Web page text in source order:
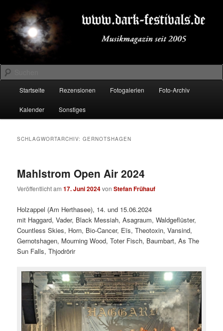
primären
Inhalt
springen
sekundären
Inhalt
springenDARK-FESTIVALS.DE
Suchen
Startseite Rezensionen Fotogalerien Foto-Archiv
Kalender Sonstiges
SCHLAGWORTARCHIV:GERNOTSHAGEN
Mahlstrom Open Air 2024
Veröffentlicht am17. Juni 2024vonStefan Frühauf
Holzappel (Am Herthasee), 14. und 15.06.2024
mit Haggard, Vader, Black Messiah, Asagraum, Waldgeflüster,
Countless Skies, Horn, Bio-Cancer, Eïs, Theotoxin, Vansind,
Gernotshagen, Mourning Wood, Toter Fisch, Baumbart, As The
Sun Falls, Thjodrörir